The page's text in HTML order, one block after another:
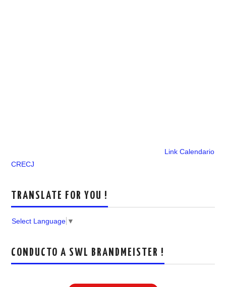
Link Calendario
CRECJ
TRANSLATE FOR YOU !
Select Language ▼
CONDUCTO A SWL BRANDMEISTER !